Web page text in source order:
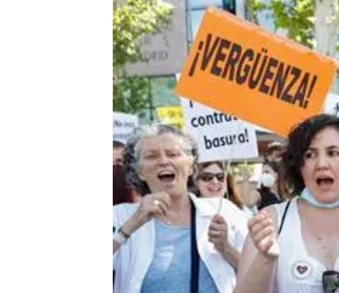
Rosa María Salcedo
Actualizado:02 de diciembre de
Publicado: 02 de diciembre de